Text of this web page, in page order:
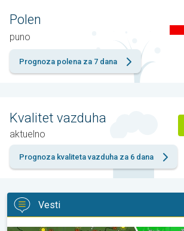
Polen
puno
Prognoza polena za 7 dana
Kvalitet vazduha
aktuelno
Prognoza kvaliteta vazduha za 6 dana
Vesti